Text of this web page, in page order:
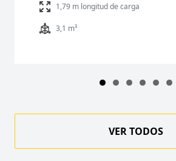
1,79 m longitud de carga
3,1 m³
VER TODOS